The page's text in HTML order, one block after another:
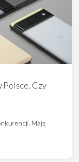
Polsce. Czy
Mają